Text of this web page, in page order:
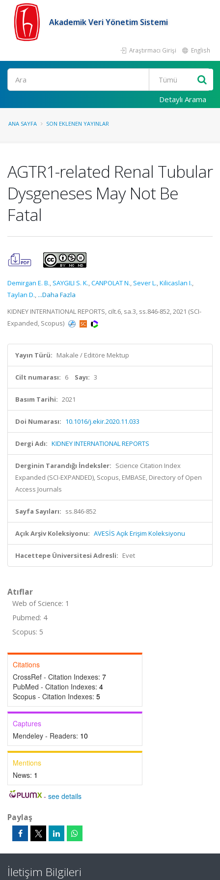
Akademik Veri Yönetim Sistemi
Araştırmacı Girişi English
Ara
Detaylı Arama
ANA SAYFA SON EKLENEN YAYINLAR
AGTR1-related Renal Tubular
Dysgeneses May Not Be
Fatal
Demirgan E. B., SAYGILI S. K.,CANPOLAT N., Sever L.,Kilicaslan I.,
Taylan D., ...Daha Fazla
KIDNEY INTERNATIONAL REPORTS, cilt.6, sa.3, ss.846-852, 2021 (SCI-
Expanded, Scopus)
Yayın Türü: Makale / Editöre Mektup
Cilt numarası: 6 Sayı: 3
Basım Tarihi: 2021
Doi Numarası: 10.1016/j.ekir.2020.11.033
Dergi Adı: KIDNEY INTERNATIONAL REPORTS
Derginin Tarandığı İndeksler: Science Citation Index
Expanded (SCI-EXPANDED), Scopus, EMBASE, Directory of Open
Access Journals
Sayfa Sayıları: ss.846-852
Açık Arşiv Koleksiyonu: AVESİS Açık Erişim Koleksiyonu
Hacettepe Üniversitesi Adresli: Evet
Atıflar
Web of Science: 1
Pubmed: 4
Scopus: 5
Citations
CrossRef - Citation Indexes: 7
PubMed - Citation Indexes: 4
Scopus - Citation Indexes: 5
Captures
Mendeley - Readers: 10
Mentions
News: 1
- see details
Paylaş
İletişim Bilgileri